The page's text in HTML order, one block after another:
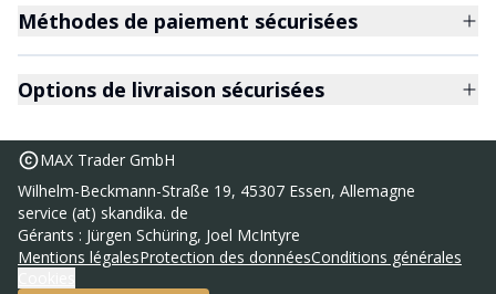
Plancha à gaz 3 brûleurs Palo 169,00 €
Méthodes de paiement sécurisées
Options de livraison sécurisées
MAX Trader GmbH
Wilhelm-Beckmann-Straße 19, 45307 Essen, Allemagne
service (at) skandika. de
Gérants : Jürgen Schüring, Joel McIntyre
Mentions légalesProtection des donnéesConditions générales